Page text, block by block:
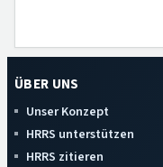
ÜBER UNS
Unser Konzept
HRRS unterstützen
HRRS zitieren